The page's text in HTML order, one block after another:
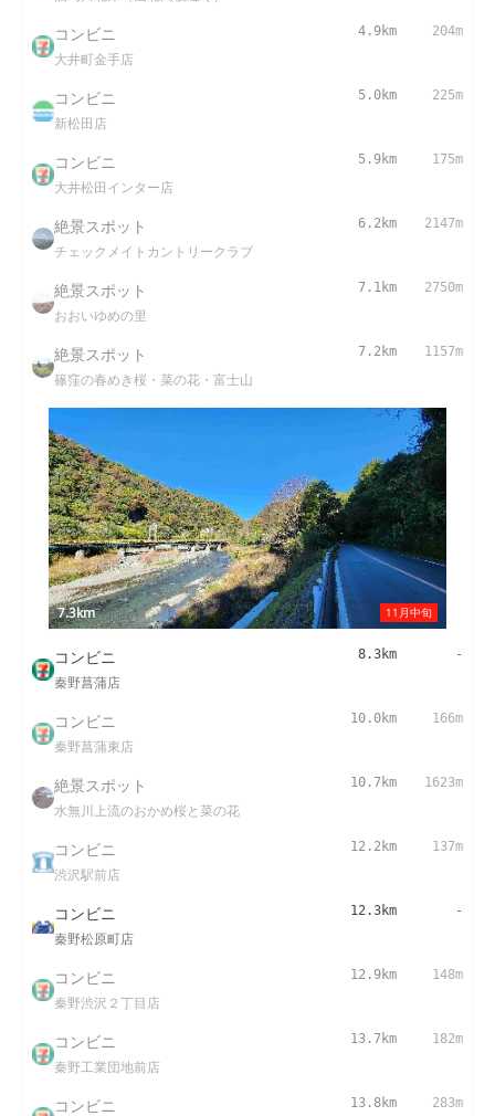
コンビニ
大井町金手店
4.9km 204m
コンビニ
新松田店
5.0km 225m
コンビニ
大井松田インター店
5.9km 175m
絶景スポット
チェックメイトカントリークラブ
6.2km 2147m
絶景スポット
おおいゆめの里
7.1km 2750m
絶景スポット
篠窪の春めき桜・菜の花・富士山
7.2km 1157m
11月中旬
7.3km
コンビニ
秦野菖蒲店
8.3km -
コンビニ
秦野菖蒲東店
10.0km 166m
絶景スポット
水無川上流のおかめ桜と菜の花
10.7km 1623m
コンビニ
渋沢駅前店
12.2km 137m
コンビニ
秦野松原町店
12.3km -
コンビニ
秦野渋沢２丁目店
12.9km 148m
コンビニ
秦野工業団地前店
13.7km 182m
コンビニ 13.8km 283m